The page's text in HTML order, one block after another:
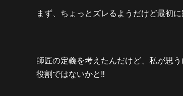
まず、ちょっとズレるようだけど最初
師匠の定義を考えたんだけど、私が思
役割ではないかと‼️